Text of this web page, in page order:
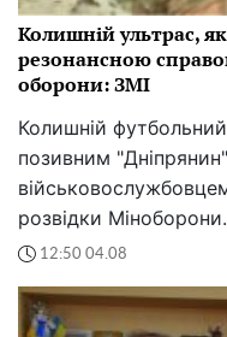
Колишній ультрас,
резонансною
оборони: ЗМІ
Колишній
позивним
розвідки Міноборони.
12:50 04.08